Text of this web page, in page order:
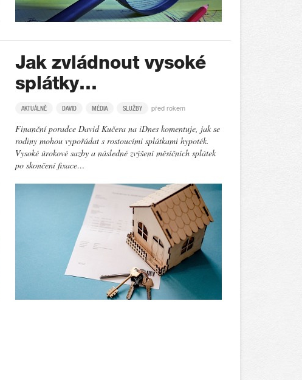
Jak zvládnout vysoké
splátky…
AKTUÁLNĚ DAVID MÉDIA SLUŽBY před rokem
Finanční poradce David Kučera na iDnes komentuje, jak se
rodiny mohou vypořádat s rostoucími splátkami hypoték.
Vysoké úrokové sazby a následné zvýšení měsíčních splátek
po skončení fixace…